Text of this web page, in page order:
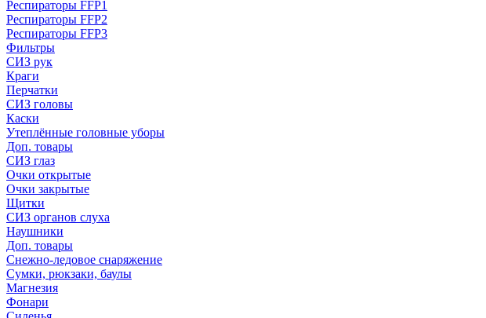
Респираторы FFP1
Респираторы FFP2
Респираторы FFP3
Фильтры
СИЗ рук
Краги
Перчатки
СИЗ головы
Каски
Утеплённые головные уборы
Доп. товары
СИЗ глаз
Очки открытые
Очки закрытые
Щитки
СИЗ органов слуха
Наушники
Доп. товары
Снежно-ледовое снаряжение
Сумки, рюкзаки, баулы
Магнезия
Фонари